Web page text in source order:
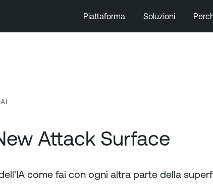
Piattaforma Soluzioni
Attack Surface
come fai con ogni altra parte della